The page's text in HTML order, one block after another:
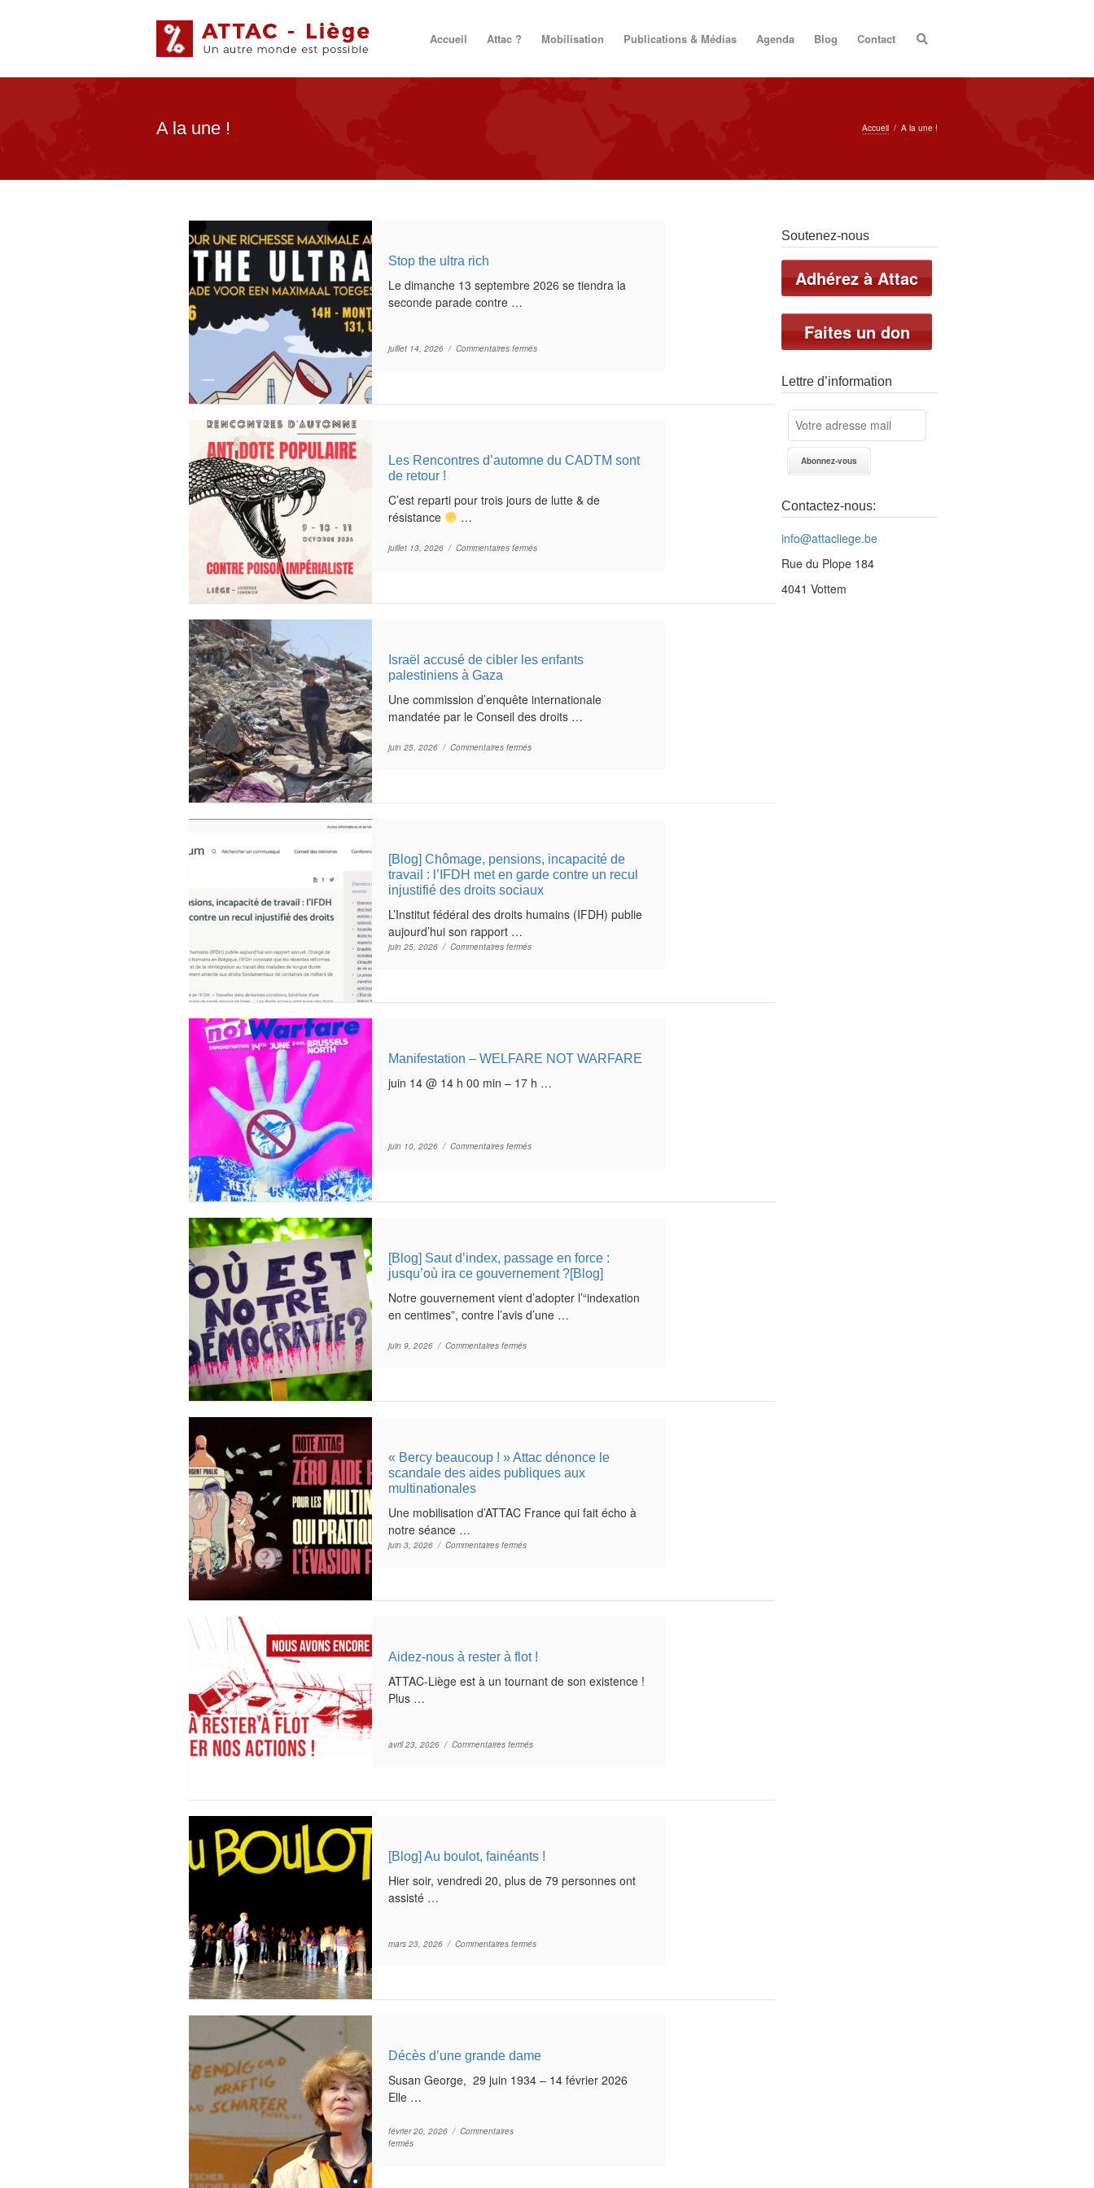
Accueil Attac ? Mobilisation Publications & Médias Agenda Blog Contact
Accueil / A la une !
A la une !
Soutenez-nous
Adhérez à Attac
Faites un don
Lettre d’information
Contactez-nous:
info@attacliege.be
Rue du Plope 184
4041 Vottem
Stop the ultra rich
Le dimanche 13 septembre 2026 se tiendra la
seconde parade contre …
juillet 14, 2026 / Commentaires ferméssur Stop the ultra rich
Les Rencontres d’automne du CADTM sont
de retour !
C’est reparti pour trois jours de lutte & de
résistance
…
juillet 13, 2026 / Commentaires ferméssur Les Rencontres d’automne du CADTM sont de retour !
Israël accusé de cibler les enfants
palestiniens à Gaza
Une commission d’enquête internationale
mandatée par le Conseil des droits …
juin 25, 2026 / Commentaires ferméssur Israël accusé de cibler les enfants palestiniens à Gaza
[Blog] Chômage, pensions, incapacité de
travail : l’IFDH met en garde contre un recul
injustifié des droits sociaux
L’Institut fédéral des droits humains (IFDH) publie
aujourd’hui son rapport …
juin 25, 2026 / Commentaires ferméssur [Blog] Chômage, pensions, incapacité de travail : l’IFDH met en garde contre un recul injustifié des droits sociaux
Manifestation – WELFARE NOT WARFARE
juin 14 @ 14 h 00 min – 17 h …
juin 10, 2026 / Commentaires ferméssur Manifestation – WELFARE NOT WARFARE
[Blog] Saut d’index, passage en force :
jusqu’où ira ce gouvernement ?[Blog]
Notre gouvernement vient d’adopter l’“indexation
en centimes”, contre l’avis d’une …
juin 9, 2026 / Commentaires ferméssur [Blog] Saut d’index, passage en force : jusqu’où ira ce gouvernement ?[Blog]
« Bercy beaucoup ! » Attac dénonce le
scandale des aides publiques aux
multinationales
Une mobilisation d’ATTAC France qui fait écho à
notre séance …
juin 3, 2026 / Commentaires ferméssur « Bercy beaucoup ! » Attac dénonce le scandale des aides publiques aux multinationales
Aidez-nous à rester à flot !
ATTAC-Liège est à un tournant de son existence !
Plus …
avril 23, 2026 / Commentaires ferméssur Aidez-nous à rester à flot !
[Blog] Au boulot, fainéants !
Hier soir, vendredi 20, plus de 79 personnes ont
assisté …
mars 23, 2026 / Commentaires ferméssur [Blog] Au boulot, fainéants !
Décès d’une grande dame
Susan George, 29 juin 1934 – 14 février 2026
Elle …
février 20, 2026 / Commentaires
ferméssur Décès d’une grande dame